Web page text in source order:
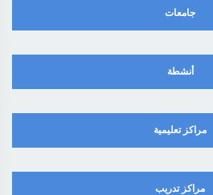
جامعات
أنشطة
مراكز تعليمية
مراكز تدريب